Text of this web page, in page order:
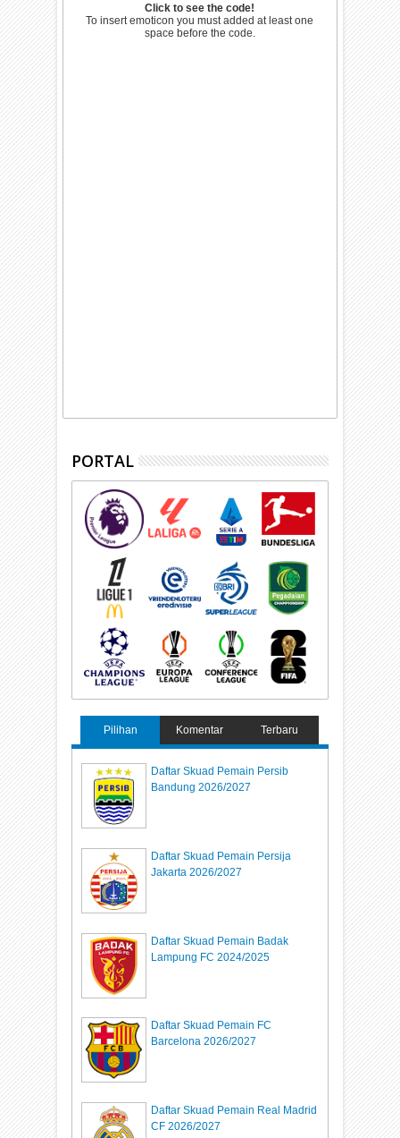
Click to see the code!
To insert emoticon you must added at least one
space before the code.
PORTAL
Pilihan Komentar Terbaru
Daftar Skuad Pemain Persib
Bandung 2026/2027
Daftar Skuad Pemain Persija
Jakarta 2026/2027
Daftar Skuad Pemain Badak
Lampung FC 2024/2025
Daftar Skuad Pemain FC
Barcelona 2026/2027
Daftar Skuad Pemain Real Madrid
CF 2026/2027